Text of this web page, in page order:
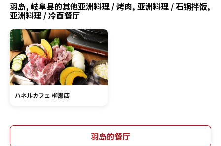
羽岛, 岐阜县的其他亚洲料理 / 烤肉, 亚洲料理 / 石锅拌饭,
亚洲料理 / 冷面餐厅
ハネルカフェ 柳瀬店
羽岛的餐厅